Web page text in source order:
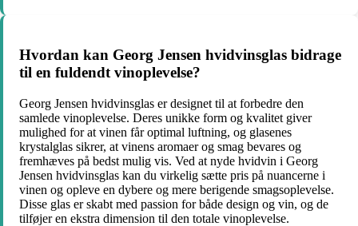
Hvordan kan Georg Jensen hvidvinsglas bidrage
til en fuldendt vinoplevelse?
Georg Jensen hvidvinsglas er designet til at forbedre den
samlede vinoplevelse. Deres unikke form og kvalitet giver
mulighed for at vinen får optimal luftning, og glasenes
krystalglas sikrer, at vinens aromaer og smag bevares og
fremhæves på bedst mulig vis. Ved at nyde hvidvin i Georg
Jensen hvidvinsglas kan du virkelig sætte pris på nuancerne i
vinen og opleve en dybere og mere berigende smagsoplevelse.
Disse glas er skabt med passion for både design og vin, og de
tilføjer en ekstra dimension til den totale vinoplevelse.